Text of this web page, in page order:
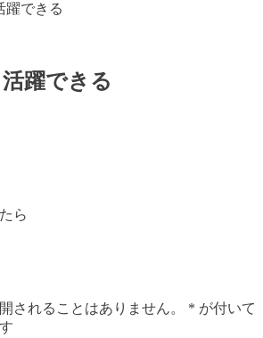
躍できる
躍できる
ら
されることはありません。 * が付いて